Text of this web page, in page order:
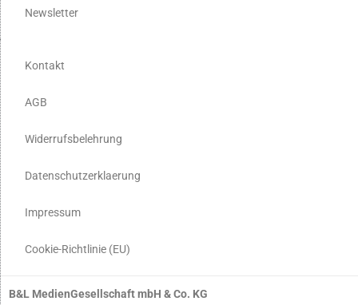
Newsletter
Kontakt
AGB
Widerrufsbelehrung
Datenschutzerklaerung
Impressum
Cookie-Richtlinie (EU)
B&L MedienGesellschaft mbH & Co. KG